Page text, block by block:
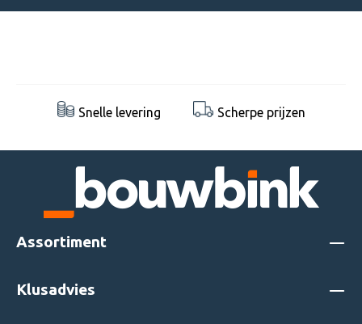
Snelle levering Scherpe prijzen
Assortiment
Klusadvies